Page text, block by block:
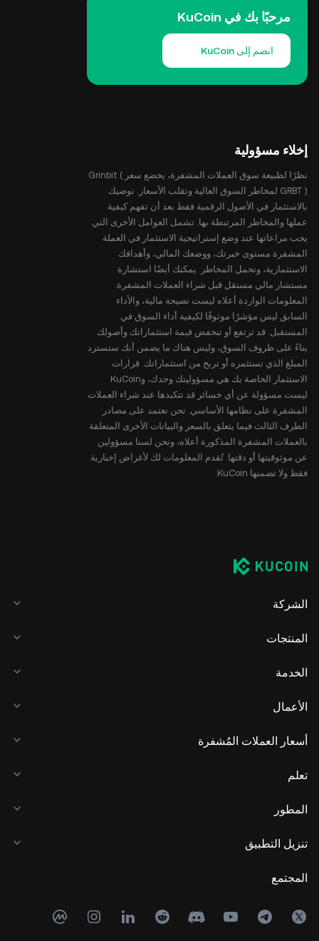
مرحبًا بك في KuCoin
انضم إلى KuCoin
إخلاء مسؤولية
نظرًا لطبيعة سوق العملات المشفرة، يخضع سعر Grinbit (
GRBT ) لمخاطر السوق العالية وتقلب الأسعار. نوصيك
بالاستثمار في الأصول الرقمية فقط بعد أن تفهم كيفية
عملها والمخاطر المرتبطة بها. تشمل العوامل الأخرى التي
يجب مراعاتها عند وضع إستراتيجية الاستثمار في العملة
المشفرة مستوى خبرتك، ووضعك المالي، وأهدافك
الاستثمارية، وتحمل المخاطر. يمكنك أيضًا استشارة
مستشار مالي مستقل قبل شراء العملات المشفرة.
المعلومات الواردة أعلاه ليست نصيحة مالية، والأداء
السابق ليس مؤشرًا موثوقًا لكيفية أداء السوق في
المستقبل. قد ترتفع أو تنخفض قيمة استثماراتك وأصولك
بناءً على ظروف السوق، وليس هناك ما يضمن أنك ستسترد
المبلغ الذي تستثمره أو تربح من استثماراتك. قرارات
الاستثمار الخاصة بك هي مسؤوليتك وحدك، وKuCoin
ليست مسؤولة عن أي خسائر قد تتكبدها عند شراء العملات
المشفرة على نظامها الأساسي. نحن نعتمد على مصادر
الطرف الثالث فيما يتعلق بالسعر والبيانات الأخرى المتعلقة
بالعملات المشفرة المذكورة أعلاه، ونحن لسنا مسؤولين
عن موثوقيتها أو دقتها. تُقدم المعلومات لك لأغراض إخبارية
فقط ولا تضمنها KuCoin.
الشركة
المنتجات
الخدمة
الأعمال
أسعار العملات المُشفرة
تعلم
المطور
تنزيل التطبيق
المجتمع